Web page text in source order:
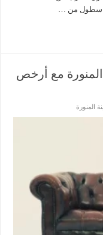
اسطول من …
مع أرخص
المنورة